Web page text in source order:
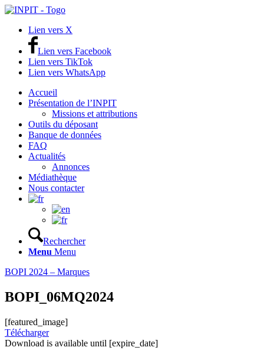
Lien vers X
Lien vers Facebook
Lien vers TikTok
Lien vers WhatsApp
Accueil
Présentation de l’INPIT
Missions et attributions
Outils du déposant
Banque de données
FAQ
Actualités
Annonces
Médiathèque
Nous contacter
Rechercher
Menu Menu
BOPI 2024 – Marques
BOPI_06MQ2024
[featured_image]
Télécharger
Download is available until [expire_date]